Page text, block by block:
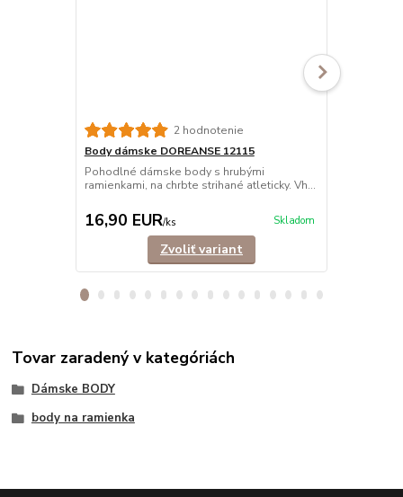
2 hodnotenie
Body dámske DOREANSE 12115
Pohodlné dámske body s hrubými
ramienkami, na chrbte strihané atleticky. Vh...
16,90 EUR/ks Skladom
Zvoliť variant
Tovar zaradený v kategóriách
Dámske BODY
body na ramienka